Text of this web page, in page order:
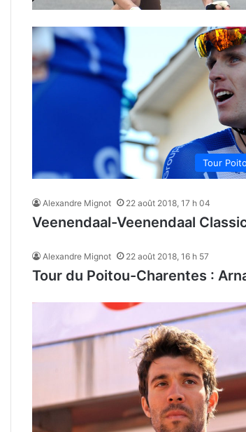
Tour
Alexandre Mignot 22 août 2018, 17 h 04
Veenendaal-Veenendaal
Alexandre Mignot 22 août 2018, 16 h 57
Tour du Poitou-Charentes :